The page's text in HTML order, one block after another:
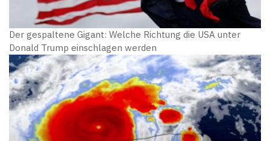
Der gespaltene Gigant: Welche Richtung die USA unter
Donald Trump einschlagen werden